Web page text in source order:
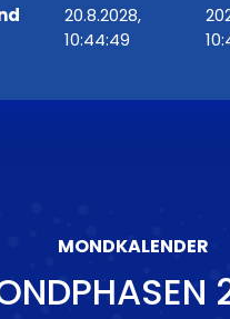
20.8.2028,
10:44:49
MONDKALENDER